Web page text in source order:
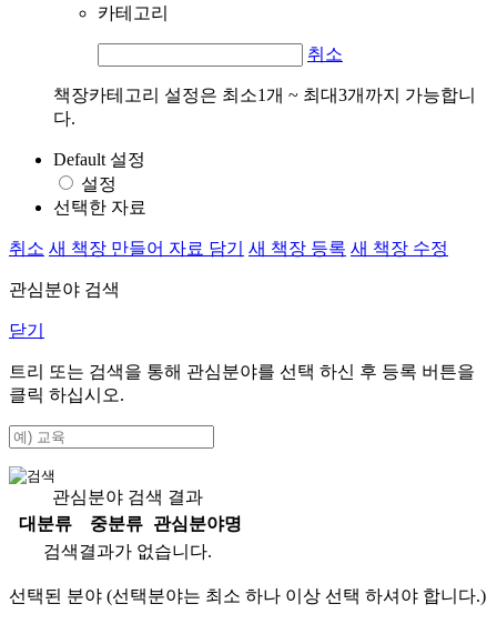
카테고리
취소
책장카테고리 설정은 최소1개 ~ 최대3개까지 가능합니
다.
Default 설정
설정
선택한 자료
취소 새 책장 만들어 자료 담기 새 책장 등록 새 책장 수정
관심분야 검색
닫기
트리 또는 검색을 통해 관심분야를 선택 하신 후 등록 버튼을
클릭 하십시오.
관심분야 검색 결과
대분류
중분류
관심분야명
검색결과가 없습니다.
선택된 분야 (선택분야는 최소 하나 이상 선택 하셔야 합니다.)